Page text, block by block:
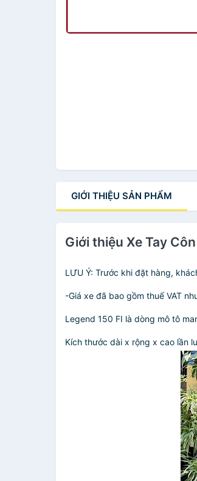
GIỚI THIỆU SẢN PHẨM
Giới thiệu Xe Tay
LƯU Ý: Trước khi đặt hàng,
-Giá xe đã bao gồm thuế VAT
Legend 150 FI là dòng mô tô
Kích thước dài x rộng x cao lần